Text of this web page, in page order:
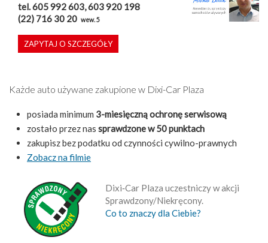
tel. 605 992 603, 603 920 198
(22) 716 30 20 wew. 5
ZAPYTAJ O SZCZEGÓŁY
Każde auto używane zakupione w Dixi-Car Plaza
posiada minimum 3-miesięczną ochronę serwisową
zostało przez nas sprawdzone w 50 punktach
zakupisz bez podatku od czynności cywilno-prawnych
Zobacz na filmie
Dixi‑Car Plaza uczestniczy w akcji
Sprawdzony/Niekręcony.
Co to znaczy dla Ciebie?